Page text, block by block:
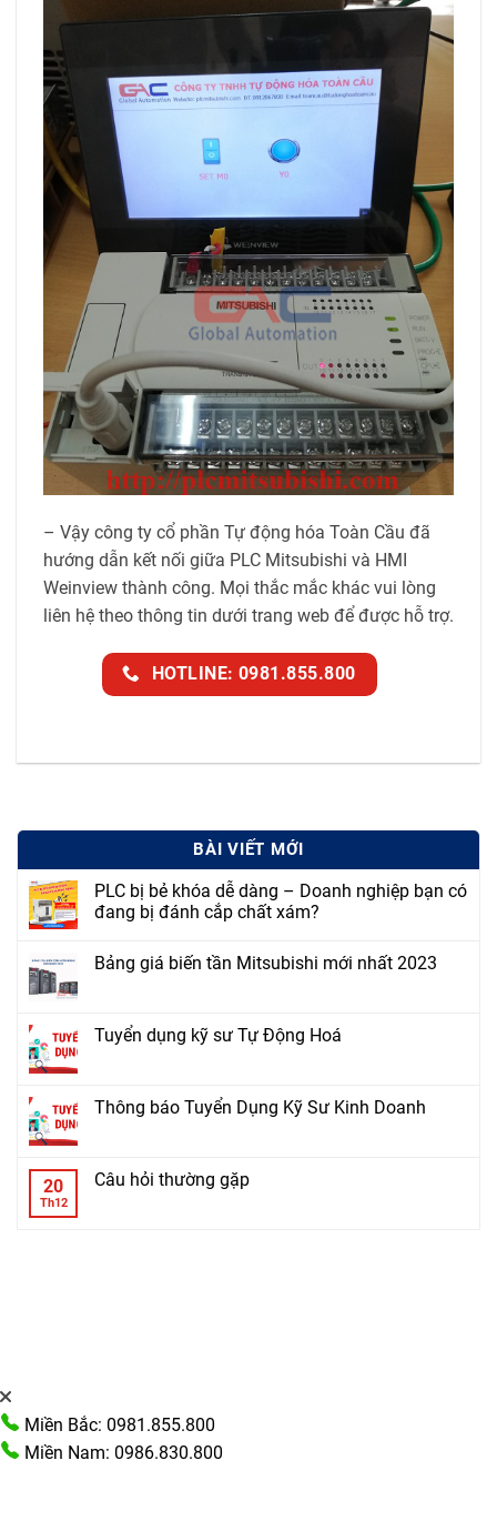
BÀI VIẾT MỚI
PLC bị bẻ khóa dễ dàng – Doanh nghiệp bạn có
đang bị đánh cắp chất xám?
Bảng giá biến tần Mitsubishi mới nhất 2023
Tuyển dụng kỹ sư Tự Động Hoá
Thông báo Tuyển Dụng Kỹ Sư Kinh Doanh
20
Th12
Câu hỏi thường gặp
– Vậy công ty cổ phần Tự động hóa Toàn Cầu đã
hướng dẫn kết nối giữa PLC Mitsubishi và HMI
Weinview thành công. Mọi thắc mắc khác vui lòng
liên hệ theo thông tin dưới trang web để được hỗ trợ.
HOTLINE: 0981.855.800
Miền Bắc: 0981.855.800
Miền Nam: 0986.830.800